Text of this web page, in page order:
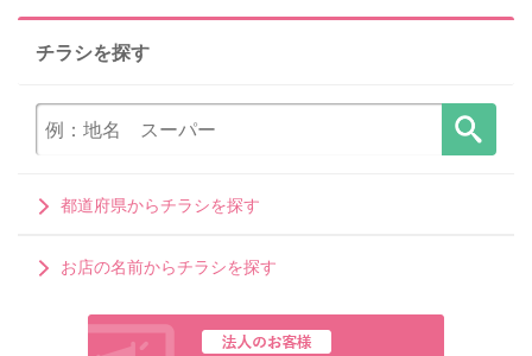
チラシを探す
都道府県からチラシを探す
お店の名前からチラシを探す